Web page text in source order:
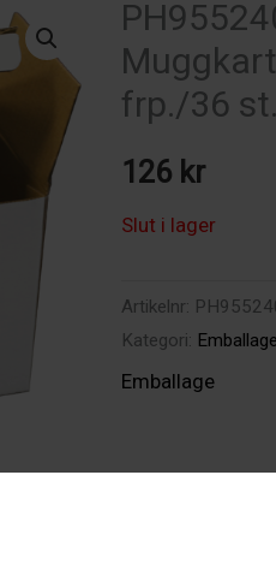
frp./36 st.
126 kr
Slut i lager
Artikelnr:
Kategori: Emballage
Emballage